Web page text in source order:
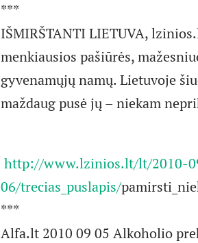
***
IŠMIRŠTANTI LIETUVA,
menkiausios pašiūrės,
gyvenamųjų namų. Lietuvoje
maždaug pusė jų – niekam
http://www.lzinios.lt/lt/2010-
06/trecias_puslapis/
***
Alfa.lt 2010 09 05 Alkoholio